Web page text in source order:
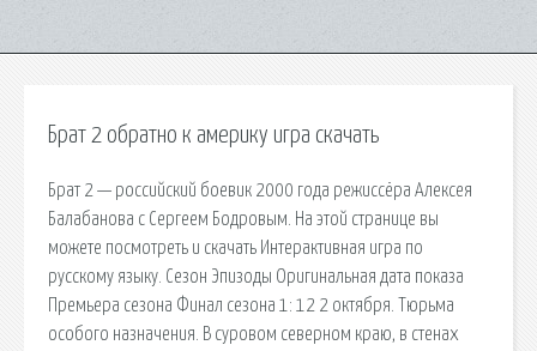
Брат 2 обратно к америку игра скачать
Брат 2 — российский боевик 2000 года режиссёра Алексея
Балабанова с Сергеем Бодровым. На этой странице вы
можете посмотреть и скачать Интерактивная игра по
русскому языку. Сезон Эпизоды Оригинальная дата показа
Премьера сезона Финал сезона 1: 12 2 октября. Тюрьма
особого назначения. В суровом северном краю, в стенах